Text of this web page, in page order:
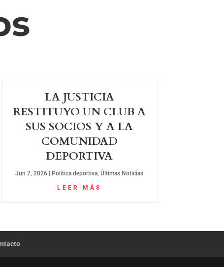
LA JUSTICIA
RESTITUYO UN CLUB A
SUS SOCIOS Y A LA
COMUNIDAD
DEPORTIVA
Jun 7, 2026 Política deportiva,Últimas Noticias
LEER MÁS